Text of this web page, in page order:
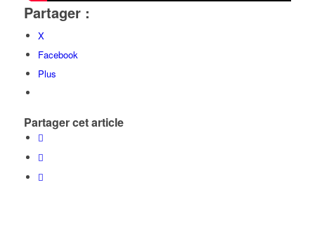
Partager :
X
Facebook
Plus
Partager cet article